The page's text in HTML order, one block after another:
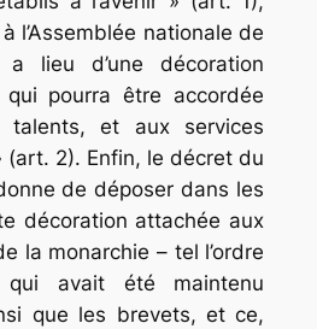
l’Assemblée nationale de
lieu d’une décoration
qui pourra être accordée
talents, et aux services
(art. 2). Enfin, le décret du
de déposer dans les
décoration attachée aux
la monarchie – tel l’ordre
qui avait été maintenu
que les brevets, et ce,